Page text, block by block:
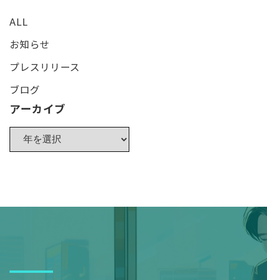
ALL
お知らせ
プレスリリース
ブログ
アーカイブ